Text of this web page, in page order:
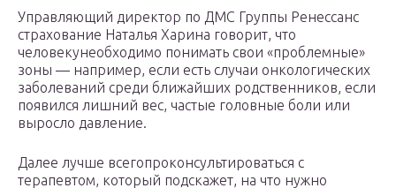
Управляющий директор по ДМС Группы Ренессанс
страхование Наталья Харина говорит, что
человекунеобходимо понимать свои «проблемные»
зоны — например, если есть случаи онкологических
заболеваний среди ближайших родственников, если
появился лишний вес, частые головные боли или
выросло давление.
Далее лучше всегопроконсультироваться с
терапевтом, который подскажет, на что нужно